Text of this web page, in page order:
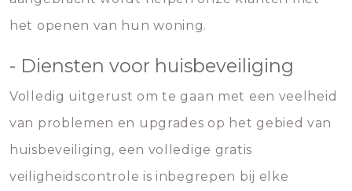
het openen van hun woning.
- Diensten voor huisbeveiliging
Volledig uitgerust om te gaan met een veelheid
van problemen en upgrades op het gebied van
huisbeveiliging, een volledige gratis
veiligheidscontrole is inbegrepen bij elke